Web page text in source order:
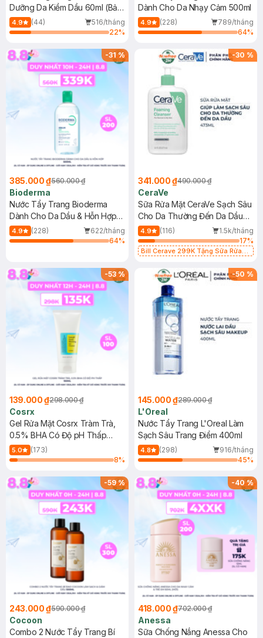
Dưỡng Da Kiềm Dầu 60ml (Bản
Mới)
4.9 (44)
516/tháng
22%
Dành Cho Da Nhạy Cảm 500ml
4.9 (228)
789/tháng
64%
-31%
385.000 ₫560.000 ₫
Bioderma
Nước Tẩy Trang Bioderma
Dành Cho Da Dầu & Hỗn Hợp
500ml
4.9 (228)
622/tháng
64%
-30 %
341.000 ₫490.000 ₫
CeraVe
Sữa Rửa Mặt CeraVe Sạch Sâu
Cho Da Thường Đến Da Dầu
473ml
4.9 (116)
1.5k/tháng
17%
Bill Cerave 299K Tặng Sữa Rửa
-53%
139.000 ₫298.000 ₫
Cosrx
Gel Rửa Mặt Cosrx Tràm Trà,
0.5% BHA Có Độ pH Thấp
150ml
5.0
(173)
8%
-50 %
145.000 ₫289.000 ₫
L'Oreal
Nước Tẩy Trang L'Oreal Làm
Sạch Sâu Trang Điểm 400ml
4.8 (298)
916/tháng
45%
-59%
243.000 ₫590.000 ₫
Cocoon
Combo 2 Nước Tẩy Trang Bí
-40%
418.000 ₫702.000 ₫
Anessa
Sữa Chống Nắng Anessa Cho